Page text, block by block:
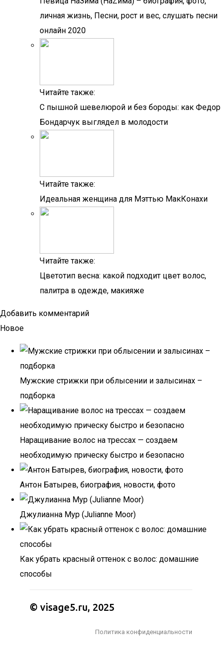
личная жизнь, Песни, рост и вес, слушать песни
онлайн 2020
Читайте также:
С пышной шевелюрой и без бороды: как Федор
Бондарчук выглядел в молодости
Читайте также:
Идеальная женщина для Мэттью МакКонахи
Читайте также:
Цветотип весна: какой подходит цвет волос,
палитра в одежде, макияже
Добавить комментарий
Новое
Мужские стрижки при облысении и залысинах –
подборка
Наращивание волос на трессах — создаем
необходимую прическу быстро и безопасно
Антон Батырев, биография, новости, фото
Джулианна Мур (Julianne Moor)
Как убрать красный оттенок с волос: домашние
способы
© visage5.ru, 2025
Политика конфиденциальности